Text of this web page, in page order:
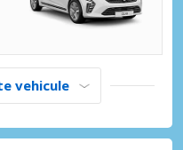
vehicule